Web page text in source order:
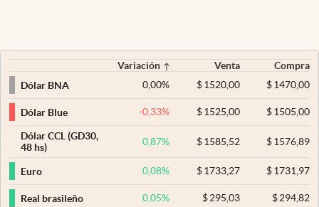
Variación Venta
Compra
Dólar BNA
0,00% $ 1520,00 $1470,00
Dólar Blue -0,33% $ 1525,00 $1505,00
Dólar CCL (GD30,
48 hs)
0,87% $ 1585,52 $1576,89
Euro 0,08% $ 1733,27 $1731,97
Real brasileño 0,05% $295,03 $294,82